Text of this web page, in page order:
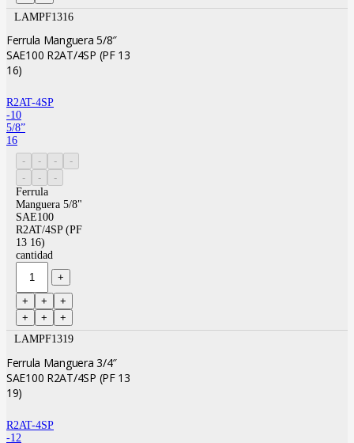
LAMPF1316
Ferrula Manguera 5/8″
SAE100 R2AT/4SP (PF 13
16)
R2AT-4SP
-10
5/8”
16
Ferrula
Manguera 5/8"
SAE100
R2AT/4SP (PF
13 16)
cantidad
LAMPF1319
Ferrula Manguera 3/4″
SAE100 R2AT/4SP (PF 13
19)
R2AT-4SP
-12